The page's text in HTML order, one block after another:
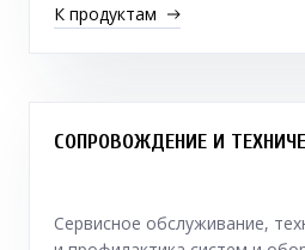
К продуктам
СОПРОВОЖДЕНИЕ И
Сервисное обслуживание,